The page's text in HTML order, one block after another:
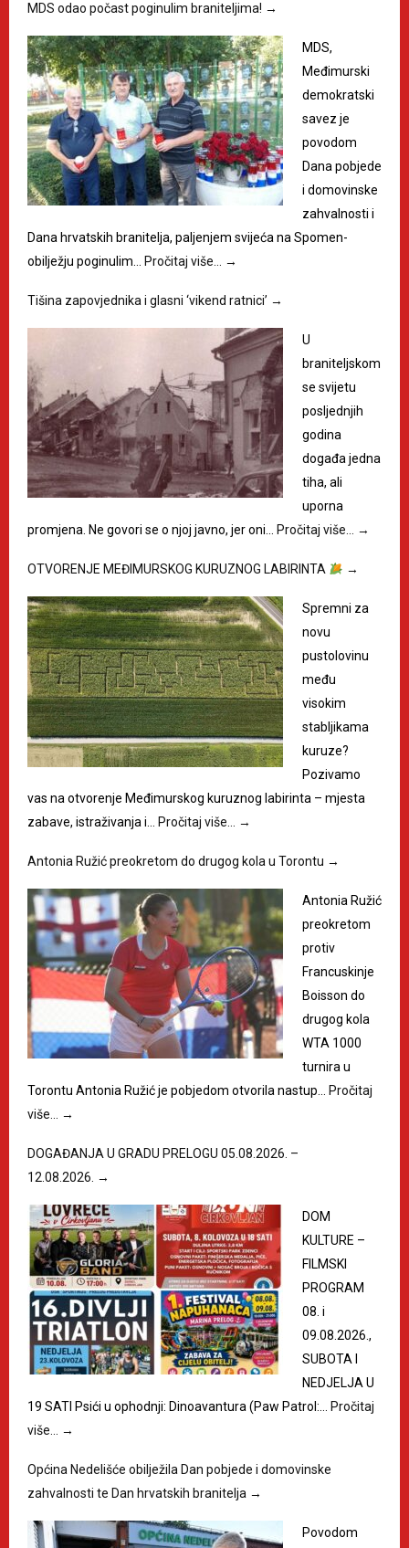
MDS odao počast poginulim braniteljima! →
MDS,
Međimurski
demokratski
savez je
povodom
Dana pobjede
i domovinske
zahvalnosti i
Dana hrvatskih branitelja, paljenjem svijeća na Spomen-
obilježju poginulim… Pročitaj više… →
Tišina zapovjednika i glasni ‘vikend ratnici’ →
U
braniteljskom
se svijetu
posljednjih
godina
događa jedna
tiha, ali
uporna
promjena. Ne govori se o njoj javno, jer oni… Pročitaj više… →
OTVORENJE MEĐIMURSKOG KURUZNOG LABIRINTA →
Spremni za
novu
pustolovinu
među
visokim
stabljikama
kuruze?
Pozivamo
vas na otvorenje Međimurskog kuruznog labirinta – mjesta
zabave, istraživanja i… Pročitaj više… →
Antonia Ružić preokretom do drugog kola u Torontu →
Antonia Ružić
preokretom
protiv
Francuskinje
Boisson do
drugog kola
WTA 1000
turnira u
Torontu Antonia Ružić je pobjedom otvorila nastup… Pročitaj
više… →
DOGAĐANJA U GRADU PRELOGU 05.08.2026. –
12.08.2026. →
DOM
KULTURE –
FILMSKI
PROGRAM
08. i
09.08.2026.,
SUBOTA I
NEDJELJA U
19 SATI Psići u ophodnji: Dinoavantura (Paw Patrol:… Pročitaj
više… →
Općina Nedelišće obilježila Dan pobjede i domovinske
zahvalnosti te Dan hrvatskih branitelja →
Povodom